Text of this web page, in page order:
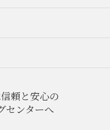
頼と安心の
センターへ